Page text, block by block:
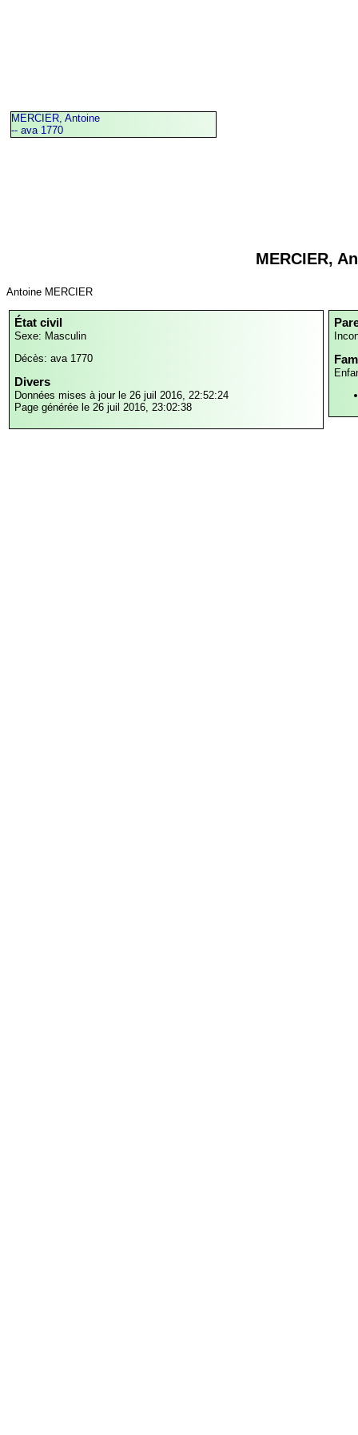
MERCIER, Antoine
-- ava 1770
MERCIER,
Antoine MERCIER
État civil
Sexe: Masculin
Décès: ava 1770
Divers
Données mises à jour le 26 juil 2016, 22:52:24
Page générée le 26 juil 2016, 23:02:38